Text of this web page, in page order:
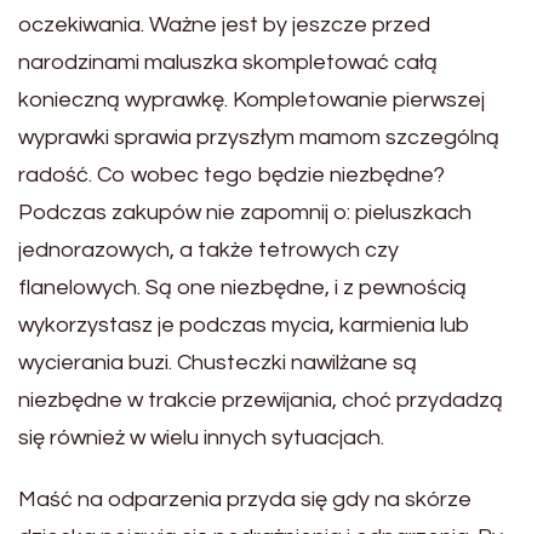
oczekiwania. Ważne jest by jeszcze przed
narodzinami maluszka skompletować całą
konieczną wyprawkę. Kompletowanie pierwszej
wyprawki sprawia przyszłym mamom szczególną
radość. Co wobec tego będzie niezbędne?
Podczas zakupów nie zapomnij o: pieluszkach
jednorazowych, a także tetrowych czy
flanelowych. Są one niezbędne, i z pewnością
wykorzystasz je podczas mycia, karmienia lub
wycierania buzi. Chusteczki nawilżane są
niezbędne w trakcie przewijania, choć przydadzą
się również w wielu innych sytuacjach.
Maść na odparzenia przyda się gdy na skórze